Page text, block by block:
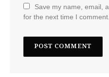
Save my name, email,
for the next time I comment.